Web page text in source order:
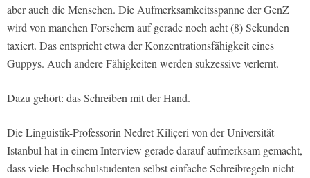
aber auch die Menschen. Die Aufmerksamkeitsspanne der GenZ
wird von manchen Forschern auf gerade noch acht (8) Sekunden
taxiert. Das entspricht etwa der Konzentrationsfähigkeit eines
Guppys. Auch andere Fähigkeiten werden sukzessive verlernt.
Dazu gehört: das Schreiben mit der Hand.
Die Linguistik-Professorin Nedret Kiliçeri von der Universität
Istanbul hat in einem Interview gerade darauf aufmerksam gemacht,
dass viele Hochschulstudenten selbst einfache Schreibregeln nicht